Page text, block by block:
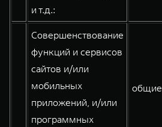
и т.д.:
Совершенствование
функций и сервисов
сайтов и/или
мобильных
приложений, и/или
программных
общие